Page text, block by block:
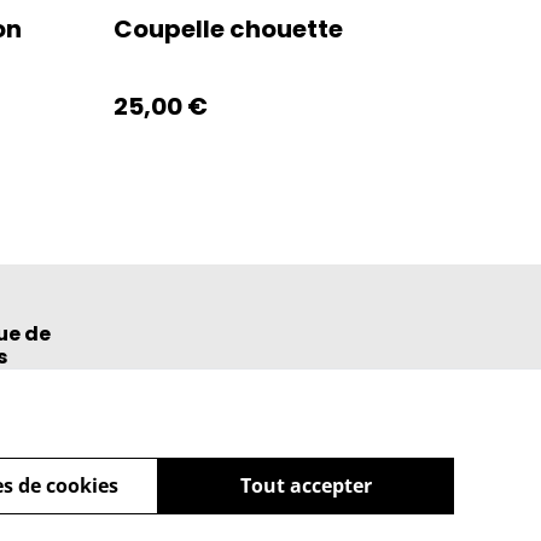
Coupelle chouette
25,00 €
de
Tout accepter
de cookies